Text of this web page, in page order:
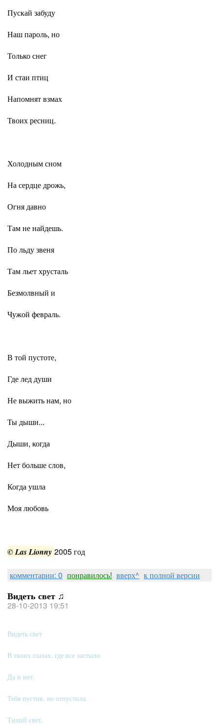
Пускай забуду
Наш пароль, но
Только снег
И стаи птиц
Напомнят взмах
Твоих ресниц.
Холодным сном
На сердце дрожь,
Огня давно
Там не найдешь.
По льду звеня
Там льет хрусталь
Безмолвный и
Чужой февраль.
В той пустоте,
Где лед души
Не выжить нам, но
Ты дыши...
Дыши, когда
Нет больше слов,
Когда ушла
Моя любовь
© Las Lionny 2005 год
комментарии: 0 понравилось! вверх^ к полной версии
Видеть свет ♫
28-10-2013 19:51
Видеть свет
В твоих глазах, где все застыло.
Да и нет.
Тебя пустив, не отпустила.
Тихий свет,